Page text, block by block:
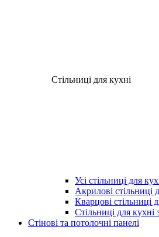
Стільниці для кухні
Усі стільниці для
Акрилові стільниці
Кварцові стільниці
Стільниці для кухні
Стінові та потолочні панелі